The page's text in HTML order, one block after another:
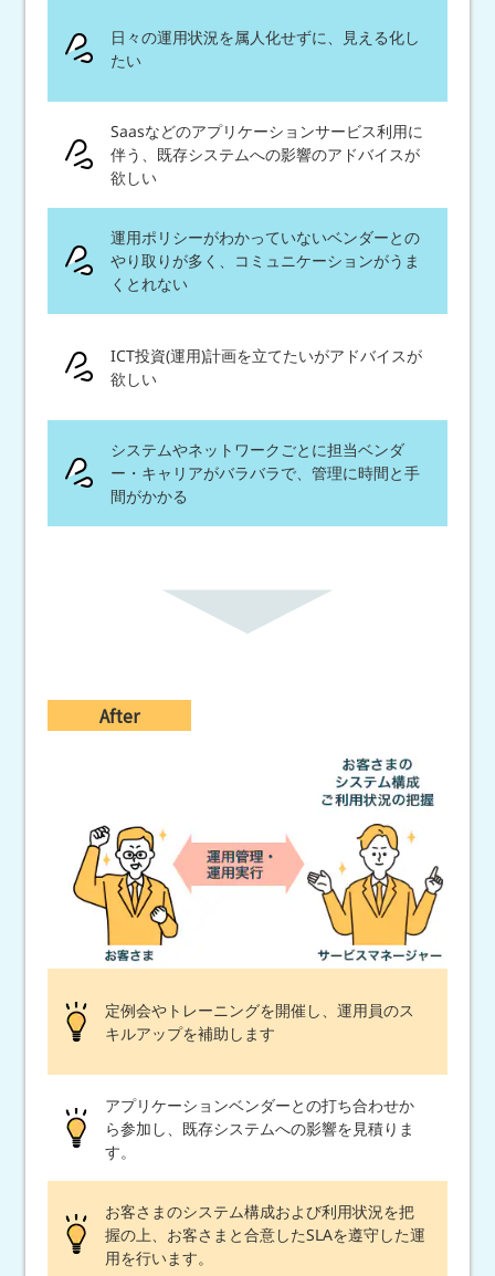
日々の運用状況を属人化せずに、見える化し
たい
Saasなどのアプリケーションサービス利用に
伴う、既存システムへの影響のアドバイスが
欲しい
運用ポリシーがわかっていないベンダーとの
やり取りが多く、コミュニケーションがうま
くとれない
ICT投資(運用)計画を立てたいがアドバイスが
欲しい
システムやネットワークごとに担当ベンダ
ー・キャリアがバラバラで、管理に時間と手
間がかかる
After
定例会やトレーニングを開催し、運用員のス
キルアップを補助します
アプリケーションベンダーとの打ち合わせか
ら参加し、既存システムへの影響を見積りま
す。
お客さまのシステム構成および利用状況を把
握の上、お客さまと合意したSLAを遵守した運
用を行います。